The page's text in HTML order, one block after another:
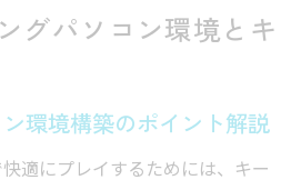
ソコン利用時の理想的な配列
ソコンと快適な操作感の相性
グパソコン環境とキ
環境構築のポイント解説
適にプレイするためには、キー